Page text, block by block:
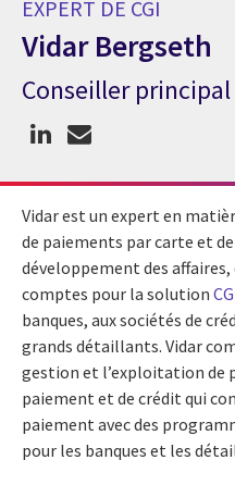
EXPERT DE CGI
Vidar Bergseth
Expert de CGI Vidar Bergseth
Conseiller principal
Vidar est un expert en
de paiements par carte et
développement des
comptes pour la solution
banques, aux sociétés de
grands détaillants. Vidar
gestion et l’exploitation de
paiement et de crédit qui
paiement avec des
pour les banques et les